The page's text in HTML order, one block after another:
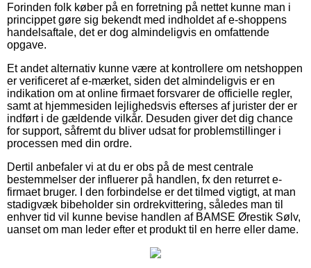
Forinden folk køber på en forretning på nettet kunne man i
princippet gøre sig bekendt med indholdet af e-shoppens
handelsaftale, det er dog almindeligvis en omfattende
opgave.
Et andet alternativ kunne være at kontrollere om netshoppen
er verificeret af e-mærket, siden det almindeligvis er en
indikation om at online firmaet forsvarer de officielle regler,
samt at hjemmesiden lejlighedsvis efterses af jurister der er
indført i de gældende vilkår. Desuden giver det dig chance
for support, såfremt du bliver udsat for problemstillinger i
processen med din ordre.
Dertil anbefaler vi at du er obs på de mest centrale
bestemmelser der influerer på handlen, fx den returret e-
firmaet bruger. I den forbindelse er det tilmed vigtigt, at man
stadigvæk bibeholder sin ordrekvittering, således man til
enhver tid vil kunne bevise handlen af BAMSE Ørestik Sølv,
uanset om man leder efter et produkt til en herre eller dame.